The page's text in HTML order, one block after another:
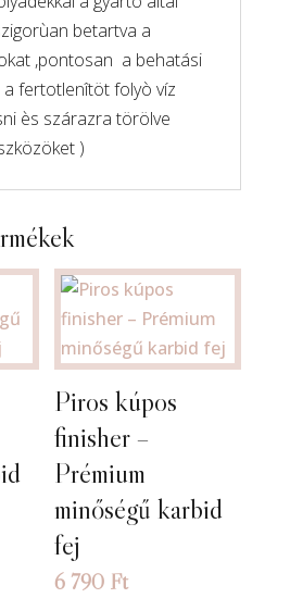
betartva a
,pontosan a behatási
fertotlenîtöt folyò víz
ès szárazra törölve
)
Piros kúpos
finisher –
Prémium
minőségű karbid
fej
6 790 Ft